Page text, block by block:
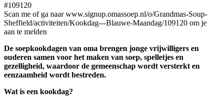
#109120
Scan me of ga naar www.signup.omassoep.nl/o/Grandmas-Soup-
Sheffield/activiteiten/Kookdag---Blauwe-Maandag/109120 om je
aan te melden
De soepkookdagen van oma brengen jonge vrijwilligers en
ouderen samen voor het maken van soep, spelletjes en
gezelligheid, waardoor de gemeenschap wordt versterkt en
eenzaamheid wordt bestreden.
Wat is een kookdag?